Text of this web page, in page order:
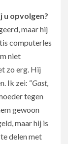
u opvolgen?
maar hij
computerles
niet
zo erg. Hij
Ik zei: “Gast,
tegen
gewoon
maar hij is
delen met